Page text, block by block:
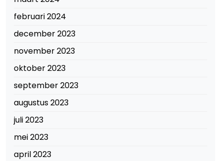
februari 2024
december 2023
november 2023
oktober 2023
september 2023
augustus 2023
juli 2023
mei 2023
april 2023